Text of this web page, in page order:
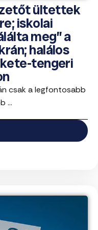
ültettek
iskolai
meg” a
halálos
tengeri
csak a legfontosabb
...